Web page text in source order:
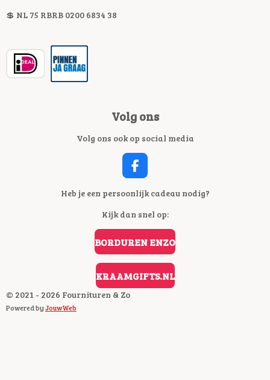
💲 NL 75 RBRB 0200 6834 38
Volg ons
Volg ons ook op social media
F
A
C
B
O
O
Heb je een persoonlijk cadeau nodig?
Kijk dan snel op:
BORDUREN ENZO
KRAAMGIFTS.NL
© 2021 - 2026 Fournituren & Zo
Powered byJouwWeb